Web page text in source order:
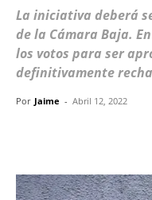
La iniciativa deberá
de la Cámara Baja.
los votos para ser
definitivamente
Por Jaime - Abril 12, 2022